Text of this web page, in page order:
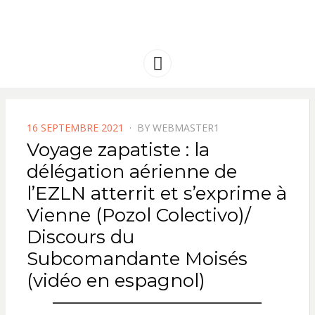
AMERIQUE
Menu
POSTED
ON
16 SEPTEMBRE 2021 BY WEBMASTER1
Voyage zapatiste : la
délégation aérienne de
l’EZLN atterrit et s’exprime à
Vienne (Pozol Colectivo)/
Discours du
Subcomandante Moisés
(vidéo en espagnol)